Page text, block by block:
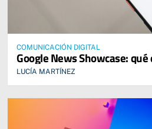
COMUNICACIÓN DIGITAL
Google News Showcase:
LUCÍA MARTÍNEZ